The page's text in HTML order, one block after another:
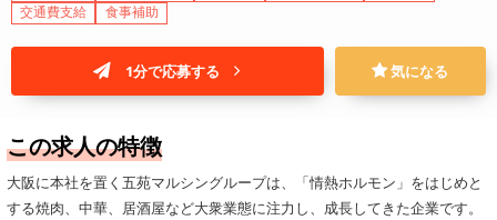
交通費支給
食事補助
1分で応募する 気になる
この求人の特徴
大阪に本社を置く五苑マルシングループは、「情熱ホルモン」をはじめと
する焼肉、中華、居酒屋など大衆業態に注力し、成長してきた企業です。